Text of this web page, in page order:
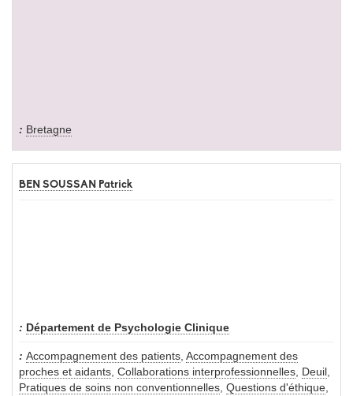
Bretagne
BEN SOUSSAN Patrick
Département de Psychologie Clinique
Accompagnement des patients Accompagnement des
proches et aidants Collaborations interprofessionnelles Deuil
Pratiques de soins non conventionnelles Questions d'éthique